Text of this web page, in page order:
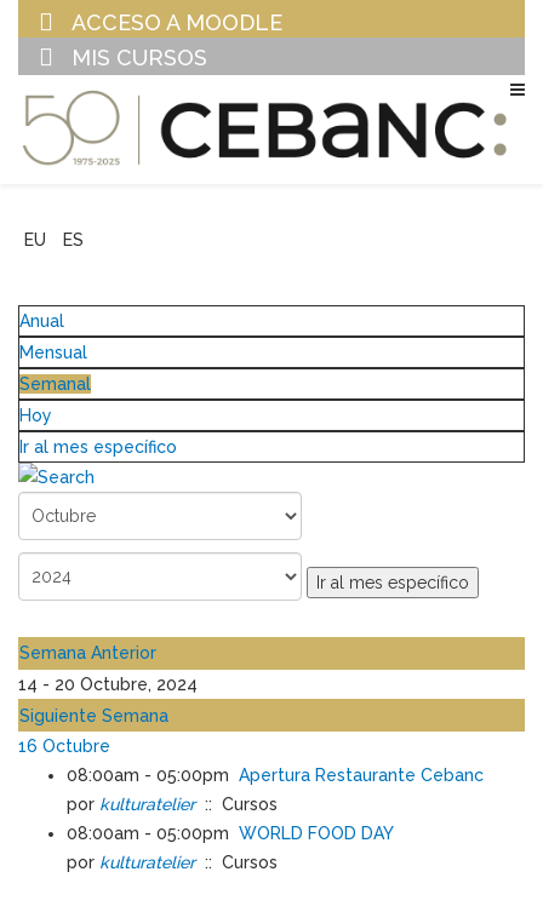
ACCESO A MOODLE
MIS CURSOS
EU ES
Anual
Mensual
Semanal
Hoy
Ir al mes específico
Ir al mes específico
Semana Anterior
14 - 20 Octubre, 2024
Siguiente Semana
16 Octubre
08:00am - 05:00pm Apertura Restaurante Cebanc
por kulturatelier:: Cursos
08:00am - 05:00pm WORLD FOOD DAY
por kulturatelier:: Cursos